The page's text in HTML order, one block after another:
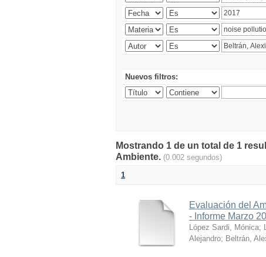
Nuevos filtros:
Mostrando 1 de un total de 1
Ambiente. (0.002 segundos)
1
Evaluación del
- Informe Marzo
López Sardi, Mónica;
Alejandro; Beltrán,